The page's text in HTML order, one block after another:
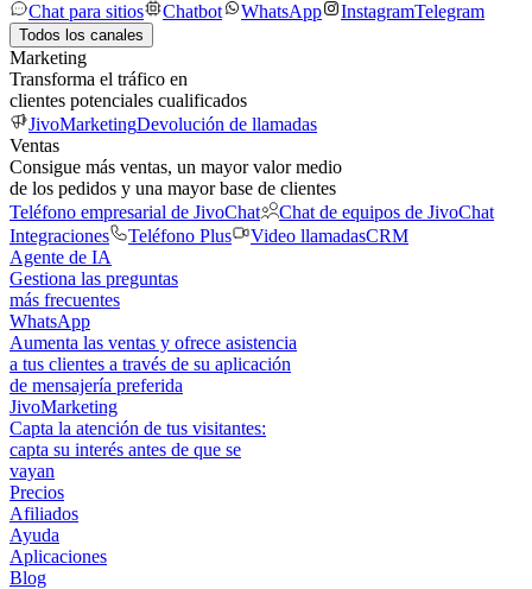
Chat para sitios
Chatbot WhatsApp InstagramTelegram
Todos los canales
Marketing
Transforma el tráfico en
clientes potenciales cualificados
JivoMarketingDevolución de llamadas
Ventas
Consigue más ventas, un mayor valor medio
de los pedidos y una mayor base de clientes
Teléfono empresarial de JivoChat
Chat de equipos de JivoChat
Integraciones
Teléfono Plus Video llamadasCRM
Agente de IA
Gestiona las preguntas
más frecuentes
WhatsApp
Aumenta las ventas y ofrece asistencia
a tus clientes a través de su aplicación
de mensajería preferida
JivoMarketing
Capta la atención de tus visitantes:
capta su interés antes de que se
vayan
Precios
Afiliados
Ayuda
Aplicaciones
Blog